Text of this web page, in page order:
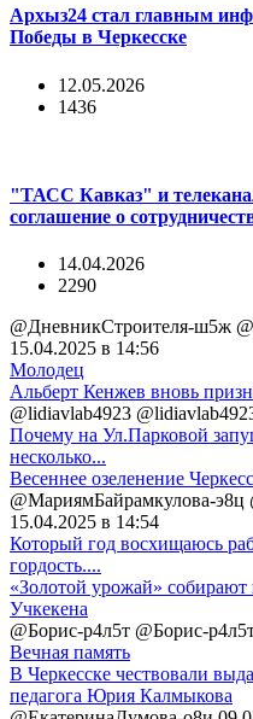
Архыз24 стал главным
Победы в Черкесске
12.05.2026
1436
"ТАСС Кавказ" и
соглашение о
14.04.2026
2290
@ДневникСтроителя-ш5ж
15.04.2025 в 14:56
Молодец
Альберт Кенжев вновь
@lidiavlab4923
Почему на Ул.Парковой
несколько...
Весеннее озеленение
@МариямБайрамкулова-
15.04.2025 в 14:54
Который год восхищаюсь
гордость....
«Золотой урожай»
Учкекена
@Борис-р4л5т @Борис-
Вечная память
В Черкесске чествовали
педагога Юрия Калмыкова